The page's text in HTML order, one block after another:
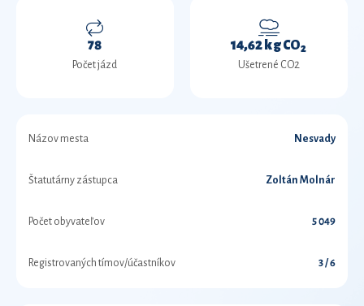
78
Počet jázd
14,62 kg CO2
Ušetrené CO2
Názov mesta Nesvady
Štatutárny zástupca Zoltán Molnár
Počet obyvateľov 5 049
Registrovaných tímov/účastníkov 3 / 6